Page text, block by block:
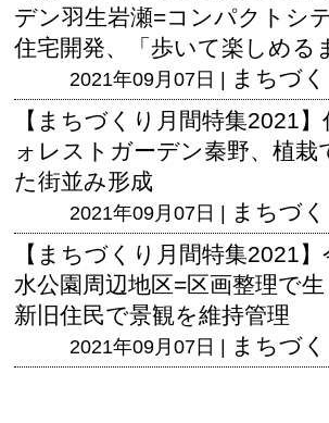
デン羽生岩瀬=コンパクトシ
住宅開発、「歩いて楽しめる
2021年09月07日 | まちづ
【まちづくり月間特集2021
ォレストガーデン秦野、植栽
た街並み形成
2021年09月07日 | まちづ
【まちづくり月間特集2021
水公園周辺地区=区画整理で生
新旧住民で景観を維持管理
2021年09月07日 | まちづ